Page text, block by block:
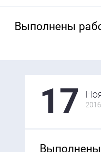
Выполнены
17 2016